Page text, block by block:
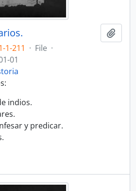
1-211 · File ·
01
indios.
y predicar.